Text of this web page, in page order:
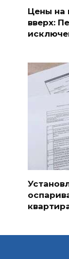
Цены на
вверх: